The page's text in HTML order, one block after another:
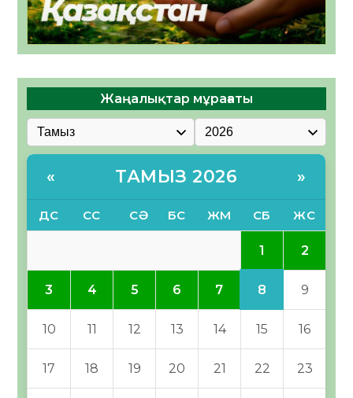
Жаңалықтар мұрағаты
« ТАМЫЗ 2026 »
ДС СС СӘ БС ЖМ СБ ЖС
1 2
3 4 5 6 7 8 9
10 11 12 13 14 15 16
17 18 19 20 21 22 23